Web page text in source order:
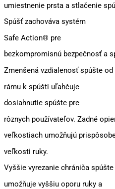
umiestnenie prsta a stlačenie
Spúšť zachováva systém
Safe Action® pre
bezkompromisnú bezpečnosť a
Zmenšená vzdialenosť spúšte od
rámu k spúšti uľahčuje
dosiahnutie spúšte pre
rôznych používateľov. Zadné
veľkostiach umožňujú
veľkosti ruky.
Vyššie vyrezanie chrániča
umožňuje vyššiu oporu ruky a